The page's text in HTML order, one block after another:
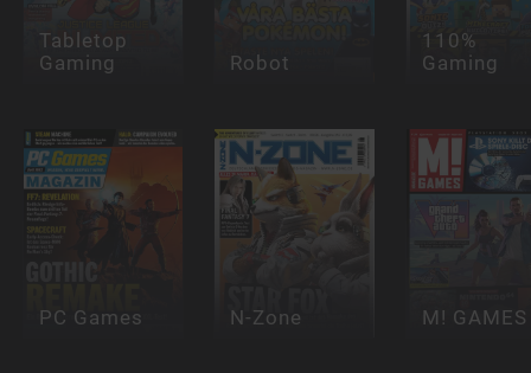
Tabletop
Gaming Robot
110%
Gaming
PC Games N-Zone M! GAMES